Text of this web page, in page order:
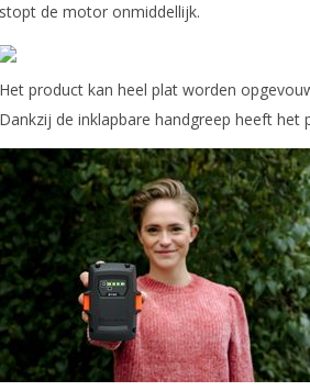
stopt de motor onmiddellijk.
Het product kan heel plat worden
Dankzij de inklapbare handgreep heeft